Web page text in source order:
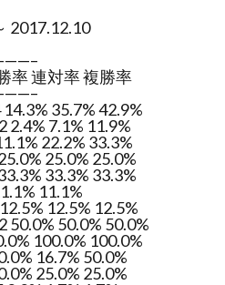
2017.12.10
率 連対率 複勝率
35.7% 42.9%
2.4% 7.1% 11.9%
22.2% 33.3%
25.0% 25.0%
33.3% 33.3%
11.1%
12.5% 12.5%
50.0% 50.0% 50.0%
100.0% 100.0%
16.7% 50.0%
25.0% 25.0%